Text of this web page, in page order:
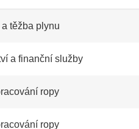
těžba plynu
a finanční služby
ropy
ropy